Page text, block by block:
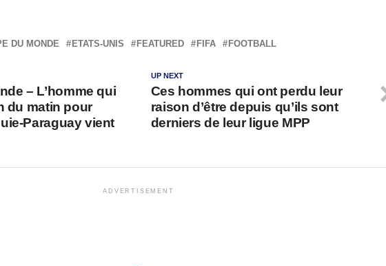
DU MONDE ETATS-UNIS FEATURED FIFA FOOTBALL
UP NEXT
Ces hommes qui ont perdu leur
raison d’être depuis qu’ils sont
derniers de leur ligue MPP
– L’homme qui
du matin pour
Paraguay vient
ADVERTISEMENT